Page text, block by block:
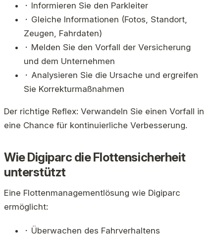
⬝ Informieren Sie den Parkleiter
⬝ Gleiche Informationen (Fotos, Standort,
Zeugen, Fahrdaten)
⬝ Melden Sie den Vorfall der Versicherung
und dem Unternehmen
⬝ Analysieren Sie die Ursache und ergreifen
Sie Korrekturmaßnahmen
Der richtige Reflex: Verwandeln Sie einen Vorfall in
eine Chance für kontinuierliche Verbesserung.
Wie Digiparc die Flottensicherheit
unterstützt
Eine Flottenmanagementlösung wie Digiparc
ermöglicht:
⬝ Überwachen des Fahrverhaltens